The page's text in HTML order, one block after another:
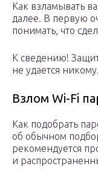
Как взламывать
далее. В первую
понимать, что
К сведению!
не удается никому.
Взлом Wi-Fi
Как подобрать
об обычном
рекомендуется
и